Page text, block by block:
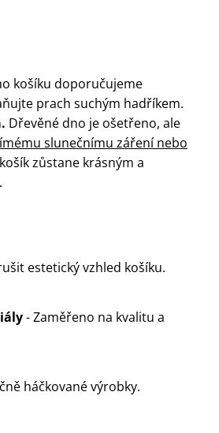
košíku doporučujeme
prach suchým hadříkem.
Dřevěné dno je ošetřeno, ale
slunečnímu záření nebo
zůstane krásným a
estetický vzhled košíku.
- Zaměřeno na kvalitu a
háčkované výrobky.